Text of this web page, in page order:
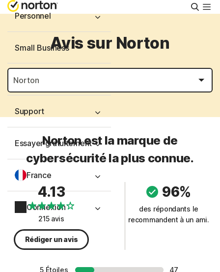
Personnel
Small Business
Ressources
Support
Essayer gratuitement
France
Connexion
Avis sur Norton
Norton est la marque de
cybersécurité la plus connue.
4.13
215 avis
Rédiger un avis
96%
des répondants le
recommandent à un ami.
5 Étoiles
47